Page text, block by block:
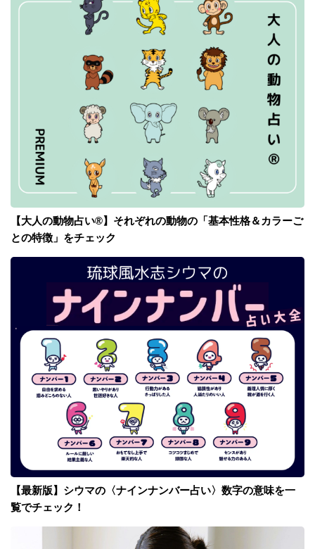
【大人の動物占い®】それぞれの動物の「基本性格＆カラーご
との特徴」をチェック
【最新版】シウマの〈ナインナンバー占い〉数字の意味を一
覧でチェック！